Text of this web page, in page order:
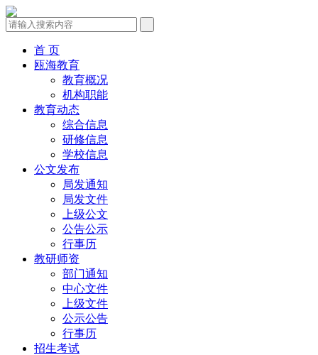
首 页
瓯海教育
教育概况
机构职能
教育动态
综合信息
研修信息
学校信息
公文发布
局发通知
局发文件
上级公文
公告公示
行事历
教研师资
部门通知
中心文件
上级文件
公示公告
行事历
招生考试